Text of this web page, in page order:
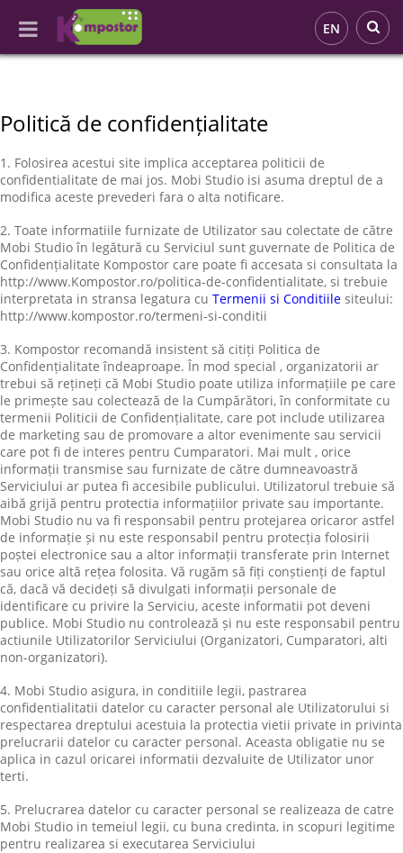
EN
Politică de confidențialitate
1. Folosirea acestui site implica acceptarea politicii de
confidentialitate de mai jos. Mobi Studio isi asuma dreptul de a
modifica aceste prevederi fara o alta notificare.
2. Toate informatiile furnizate de Utilizator sau colectate de către
Mobi Studio în legătură cu Serviciul sunt guvernate de Politica de
Confidențialitate Kompostor care poate fi accesata si consultata la
http://www.Kompostor.ro/politica-de-confidentialitate, si trebuie
interpretata in stransa legatura cu Termenii si Conditiile siteului:
http://www.kompostor.ro/termeni-si-conditii
3. Kompostor recomandă insistent să citiți Politica de
Confidențialitate îndeaproape. În mod special , organizatorii ar
trebui să rețineți că Mobi Studio poate utiliza informațiile pe care
le primește sau colectează de la Cumpărători, în conformitate cu
termenii Politicii de Confidențialitate, care pot include utilizarea
de marketing sau de promovare a altor evenimente sau servicii
care pot fi de interes pentru Cumparatori. Mai mult , orice
informații transmise sau furnizate de către dumneavoastră
Serviciului ar putea fi accesibile publicului. Utilizatorul trebuie să
aibă grijă pentru protectia informațiilor private sau importante.
Mobi Studio nu va fi responsabil pentru protejarea oricaror astfel
de informație și nu este responsabil pentru protecția folosirii
poștei electronice sau a altor informații transferate prin Internet
sau orice altă rețea folosita. Vă rugăm să fiți conștienți de faptul
că, dacă vă decideți să divulgati informații personale de
identificare cu privire la Serviciu, aceste informatii pot deveni
publice. Mobi Studio nu controlează și nu este responsabil pentru
actiunile Utilizatorilor Serviciului (Organizatori, Cumparatori, alti
non-organizatori).
4. Mobi Studio asigura, in conditiile legii, pastrarea
confidentialitatii datelor cu caracter personal ale Utilizatorului si
respectarea dreptului acestuia la protectia vietii private in privinta
prelucrarii datelor cu caracter personal. Aceasta obligatie nu se
aplica in cazul oricarei informatii dezvaluite de Utilizator unor
terti.
5. Prelucrarea datelor cu caracter personal se realizeaza de catre
Mobi Studio in temeiul legii, cu buna credinta, in scopuri legitime
pentru realizarea si executarea Serviciului